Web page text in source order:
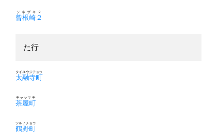
曾根崎２
ソネザキ２
た行
太融寺町
タイユウジチョウ
茶屋町
チャヤマチ
鶴野町
ツルノチョウ